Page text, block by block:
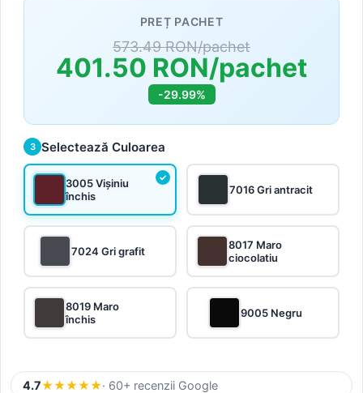
PREȚ PACHET
573.49 RON/pachet
401.50 RON/pachet
-29.99%
3 Selectează Culoarea
3005 Vișiniu
închis
7016 Gri antracit
7024 Gri grafit
8017 Maro
ciocolatiu
8019 Maro
închis
9005 Negru
4.7★★★★★· 60+ recenzii Google